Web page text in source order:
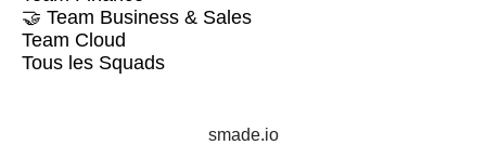
🤝 Team Business & Sales
Team Cloud
Tous les Squads
smade.io